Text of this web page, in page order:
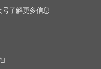
了解更多信息